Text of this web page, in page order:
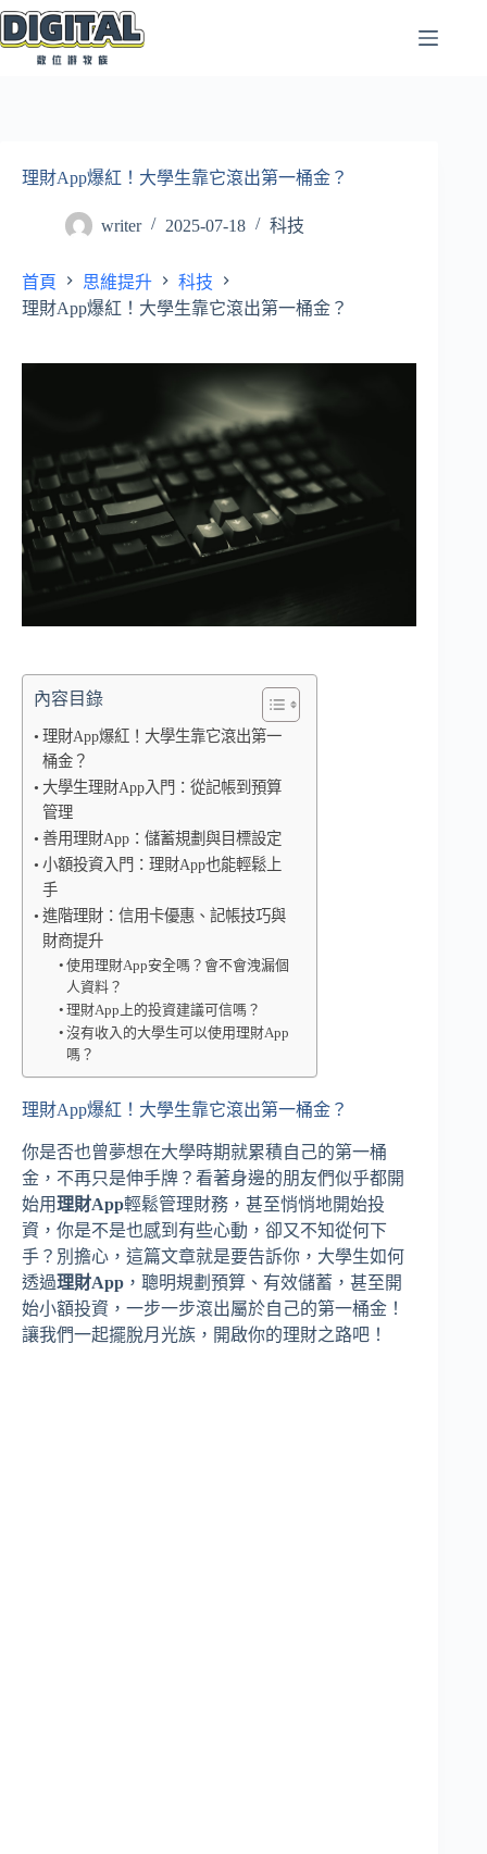
跳
至
理財App爆紅！大學生靠它滾出第一桶金？
writer 2025-07-18 科技
首頁 思維提升
科技
理財App爆紅！大學生靠它滾出第一桶金？
內容目錄
理財App爆紅！大學生靠它滾出第一
桶金？
大學生理財App入門：從記帳到預算
管理
善用理財App：儲蓄規劃與目標設定
小額投資入門：理財App也能輕鬆上
手
進階理財：信用卡優惠、記帳技巧與
財商提升
使用理財App安全嗎？會不會洩漏個
人資料？
理財App上的投資建議可信嗎？
沒有收入的大學生可以使用理財App
嗎？
理財App爆紅！大學生靠它滾出第一桶金？
你是否也曾夢想在大學時期就累積自己的第一桶
金，不再只是伸手牌？看著身邊的朋友們似乎都開
始用理財App輕鬆管理財務，甚至悄悄地開始投
資，你是不是也感到有些心動，卻又不知從何下
手？別擔心，這篇文章就是要告訴你，大學生如何
透過理財App ，聰明規劃預算、有效儲蓄，甚至開
始小額投資，一步一步滾出屬於自己的第一桶金！
讓我們一起擺脫月光族，開啟你的理財之路吧！